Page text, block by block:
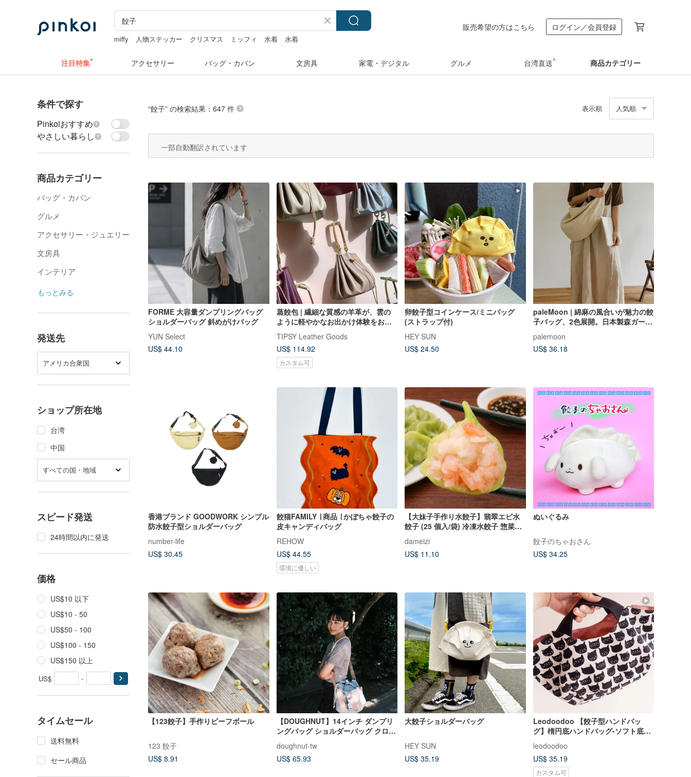
miffy 人物ステッカー クリスマス ミッフィ 水着
水着
販売希望の方はこちら ログイン／会員登録
注目特集 アクセサリー バッグ・カバン 文房具 家電・デジタル グルメ 台湾直送 商品カテゴリー
条件で探す
Pinkoiおすすめ
やさしい暮らし
商品カテゴリー
バッグ・カバン
グルメ
アクセサリー・ジュエリー
文房具
インテリア
もっとみる
発送先
アメリカ合衆国
ショップ所在地
台湾
中国
すべての国・地域
スピード発送
24時間以内に発送
価格
US$10 以下
US$10 - 50
US$50 - 100
US$100 - 150
US$150 以上
US$ -
タイムセール
送料無料
セール商品
“餃子” の検索結果：647 件 表示順 人気順
一部自動翻訳されています
FORME 大容量ダンプリングバッグ
ショルダーバッグ 斜めがけバッグ
YUN Select
US$ 44.10
蒸餃包 | 繊細な質感の羊革が、雲の
ように軽やかなお出かけ体験をお届
TIPSY Leather Goods
US$ 114.92
カスタム可
卵餃子型コインケース/ミニバッグ
(ストラップ付)
HEY SUN
US$ 24.50
paleMoon | 綿麻の風合いが魅力の餃
子バッグ、2色展開。日本製森ガール
縁（けえん）バッグ。
palemoon
US$ 36.18
香港ブランド GOODWORK シンプル
防水餃子型ショルダーバッグ
number-life
US$ 30.45
餃猫FAMILY ∣ 商品 ∣ かぼちゃ餃子の
皮キャンディバッグ
REHOW
US$ 44.55
環境に優しい
【大妹子手作り水餃子】翡翠エビ水
餃子 (25 個入/袋) 冷凍水餃子 惣菜点
dameizi
US$ 11.10
ぬいぐるみ
餃子のちゃおさん
US$ 34.25
【123餃子】手作りビーフボール
123 餃子
US$ 8.91
【DOUGHNUT】14インチ ダンプリ
ングバッグ ショルダーバッグ クロス
ボディバッグ - グレーブルーxベージ
ュ MNS
doughnut-tw
US$ 65.93
大餃子ショルダーバッグ
HEY SUN
US$ 35.19
Leodoodoo 【餃子型ハンドバッ
グ】楕円底ハンドバッグ-ソフト底お
出かけバッグ-ハンドメイド
leodoodoo
US$ 35.19
カスタム可